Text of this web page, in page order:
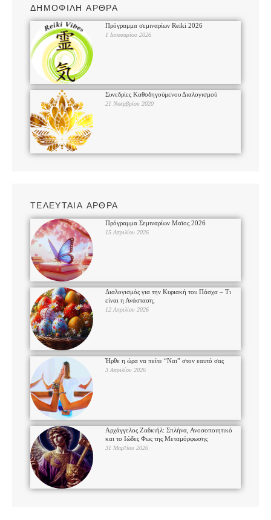
ΔΗΜΟΦΙΛΗ ΑΡΘΡΑ
Πρόγραμμα σεμιναρίων Reiki 2026
1 Ιανουαρίου 2026
Συνεδρίες Καθοδηγούμενου Διαλογισμού
21 Νοεμβρίου 2020
ΤΕΛΕΥΤΑΙΑ ΑΡΘΡΑ
Πρόγραμμα Σεμιναρίων Μαϊος 2026
15 Απριλίου 2026
Διαλογισμός για την Κυριακή του Πάσχα – Τι
είναι η Ανάσταση;
12 Απριλίου 2026
Ήρθε η ώρα να πείτε “Ναι” στον εαυτό σας
3 Απριλίου 2026
Αρχάγγελος Ζαδκιήλ: Σπλήνα, Ανοσοποιητικό
και το Ιώδες Φως της Μεταμόρφωσης
31 Μαρτίου 2026